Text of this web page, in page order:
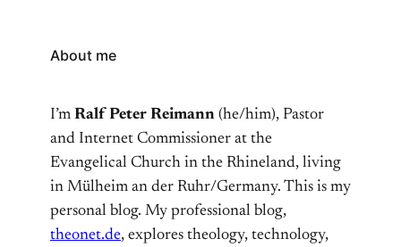
About me
I’m Ralf Peter Reimann (he/him), Pastor
and Internet Commissioner at the
Evangelical Church in the Rhineland, living
in Mülheim an der Ruhr/Germany. This is my
personal blog. My professional blog,
theonet.de, explores theology, technology,